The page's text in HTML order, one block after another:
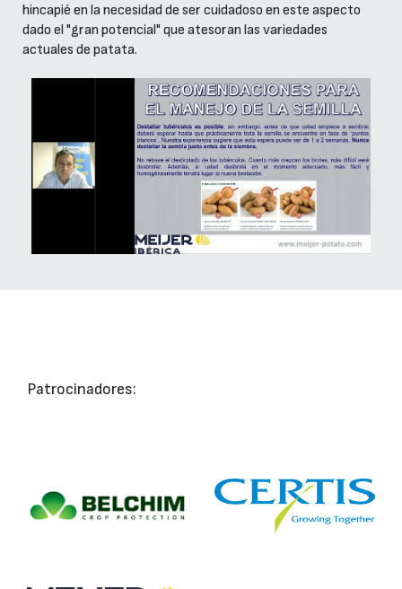
hincapié en la necesidad de ser cuidadoso en este aspecto
dado el "gran potencial" que atesoran las variedades
actuales de patata.
Patrocinadores: